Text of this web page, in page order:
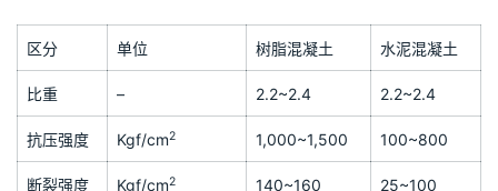
区分 单位 树脂混凝土 水泥混凝土
比重 – 2.2~2.4 2.2~2.4
抗压强度 Kgf/cm2 1,000~1,500 100~800
断裂强度 Kgf/cm2 140~160 25~100